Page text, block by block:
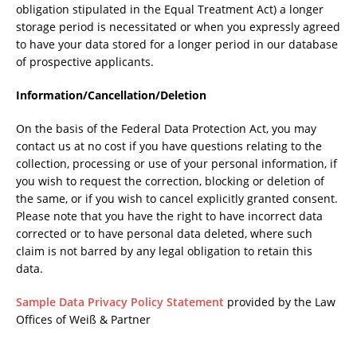
obligation stipulated in the Equal Treatment Act) a longer
storage period is necessitated or when you expressly agreed
to have your data stored for a longer period in our database
of prospective applicants.
Information/Cancellation/Deletion
On the basis of the Federal Data Protection Act, you may
contact us at no cost if you have questions relating to the
collection, processing or use of your personal information, if
you wish to request the correction, blocking or deletion of
the same, or if you wish to cancel explicitly granted consent.
Please note that you have the right to have incorrect data
corrected or to have personal data deleted, where such
claim is not barred by any legal obligation to retain this
data.
Sample Data Privacy Policy Statement provided by the Law
Offices of Weiß & Partner